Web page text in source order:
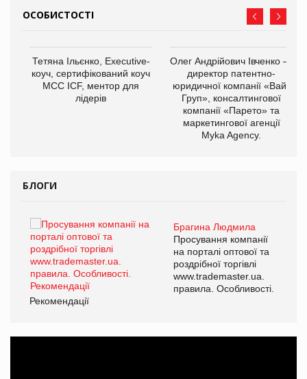
ОСОБИСТОСТІ
Тетяна Ільєнко, Executive-
коуч, сертифікований коуч
МСС ICF, ментор для
лідерів
Олег Андрійович Івченко —
директор патентно-
юридичної компанії «Вайз
Груп», консалтингової
компанії «Парето» та
маркетингової агенції
Myka Agency.
БЛОГИ
Брагина Людмила
Просування компанії
на порталі оптової та
роздрібної торгівлі
www.trademaster.ua.
правила. Особливості.
Рекомендації